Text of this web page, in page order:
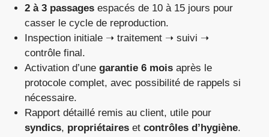
2 à 3 passages espacés de 10 à 15 jours pour
casser le cycle de reproduction.
Inspection initiale ➝ traitement ➝ suivi ➝
contrôle final.
Activation d’une garantie 6 mois après le
protocole complet, avec possibilité de rappels si
nécessaire.
Rapport détaillé remis au client, utile pour
syndics, propriétaires et contrôles d’hygiène.